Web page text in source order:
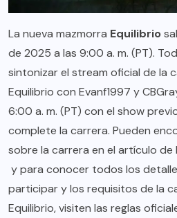
La nueva mazmorra Equilibrio
de 2025 a las 9:00 a. m. (PT).
sintonizar el stream oficial de la
Equilibrio con Evanf1997 y
6:00 a. m. (PT) con el show
complete la carrera. Pueden
sobre la carrera en el artículo de
y para conocer todos los
participar y los requisitos de la
Equilibrio, visiten las reglas